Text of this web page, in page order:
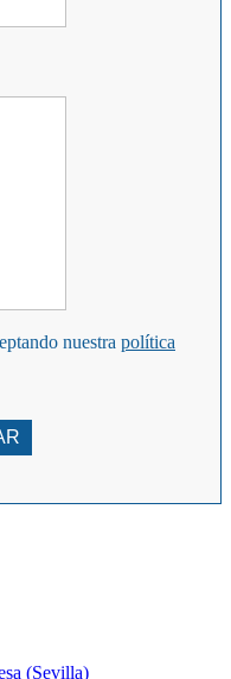
nuestra política
(Sevilla)